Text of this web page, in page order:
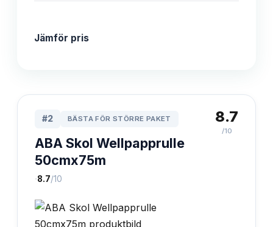
Jämför pris
#2 BÄSTA FÖR STÖRRE PAKET
ABA Skol Wellpapprulle
50cmx75m
·8.7/10
8.7
/10